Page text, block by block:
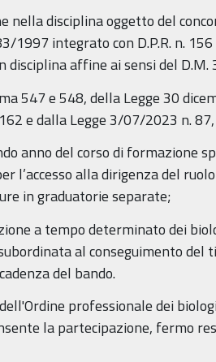
disciplina oggetto del
1997 integrato con D.P.R. n.
disciplina affine ai sensi del D.M.
547 e 548, della Legge 30
e dalla Legge 3/07/2023 n.
anno del corso di formazione
l’accesso alla dirigenza del
in graduatorie separate;
a tempo determinato dei
al conseguimento del
del bando.
professionale dei
la partecipazione, fermo